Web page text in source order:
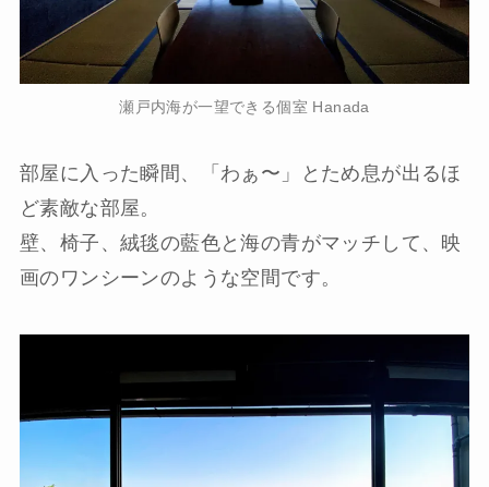
瀬戸内海が一望できる個室 Hanada
部屋に入った瞬間、「わぁ〜」とため息が出るほ
ど素敵な部屋。
壁、椅子、絨毯の藍色と海の青がマッチして、映
画のワンシーンのような空間です。